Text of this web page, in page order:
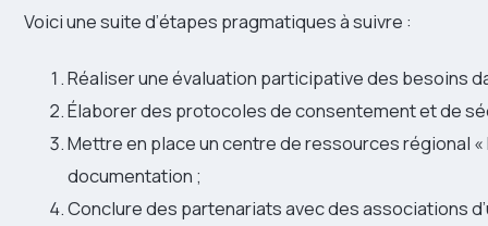
Voici une suite d’étapes pragmatiques à suivre :
Réaliser une évaluation participative des besoins
Élaborer des protocoles de consentement et de
Mettre en place un centre de ressources régional
documentation ;
Conclure des partenariats avec des associations